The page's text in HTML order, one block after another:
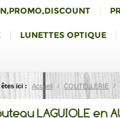
LUNETTES OPTIQUE
êtes ici : Accueil / COUTELLERIE /
LAGUIOLE en